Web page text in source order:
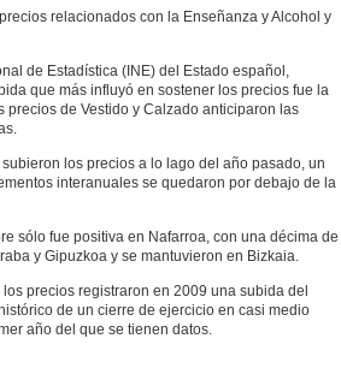
relacionados con la Enseñanza y Alcohol y
de Estadística (INE) del Estado español,
que más influyó en sostener los precios fue la
precios de Vestido y Calzado anticiparon las
los precios a lo lago del año pasado, un
interanuales se quedaron por debajo de la
sólo fue positiva en Nafarroa, con una décima de
y Gipuzkoa y se mantuvieron en Bizkaia.
precios registraron en 2009 una subida del
de un cierre de ejercicio en casi medio
año del que se tienen datos.